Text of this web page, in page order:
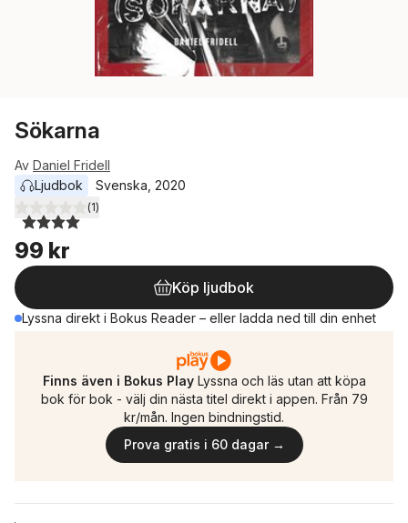
Sökarna
Av Daniel Fridell
Ljudbok
Svenska 2020
4,0utav 5 stjärnor. Totalt antal röster:
(1)
99 kr
Köp ljudbok
Lyssna direkt i Bokus Reader – eller ladda ned till din enhet
Finns även i Bokus Play Lyssna och läs utan att köpa
bok för bok - välj din nästa titel direkt i appen. Från 79
kr/mån. Ingen bindningstid.
Prova gratis i 60 dagar →